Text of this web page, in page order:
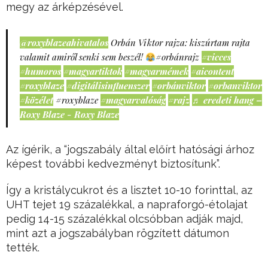
megy az árképzésével.
@roxyblazeahivatalos Orbán Viktor rajza: kiszúrtam rajta
valamit amiről senki sem beszél!
#orbánrajz #vicces
#humoros #magyartiktok #magyarmémek #aicontent
#roxyblaze #digitálisinfluenszer #orbánviktor #orbanviktor
#közélet #roxyblaze #magyarvalóság #rajz ♬ eredeti hang –
Roxy Blaze - Roxy Blaze
Az ígérik, a “jogszabály által előírt hatósági árhoz
képest további kedvezményt biztosítunk”.
Így a kristálycukrot és a lisztet 10-10 forinttal, az
UHT tejet 19 százalékkal, a napraforgó-étolajat
pedig 14-15 százalékkal olcsóbban adják majd,
mint azt a jogszabályban rögzített dátumon
tették.